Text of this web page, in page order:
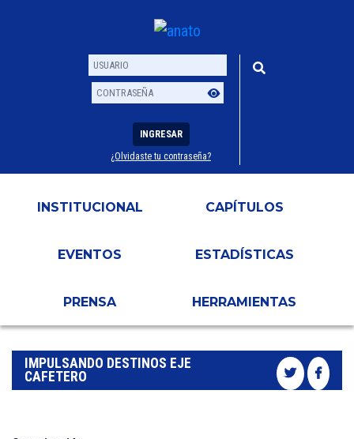
Usuario
Contraseña
INGRESAR
¿Olvidaste tu contraseña?
INSTITUCIONAL CAPÍTULOS
EVENTOS ESTADÍSTICAS
PRENSA HERRAMIENTAS
IMPULSANDO DESTINOS EJE
CAFETERO